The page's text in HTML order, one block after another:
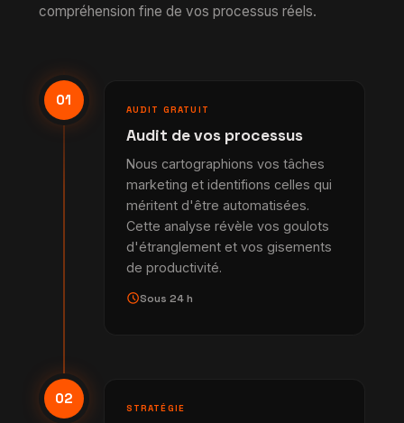
compréhension fine de vos processus réels.
01
AUDIT GRATUIT
Audit de vos processus
Nous cartographions vos tâches
marketing et identifions celles qui
méritent d'être automatisées.
Cette analyse révèle vos goulots
d'étranglement et vos gisements
de productivité.
scheduleSous 24 h
02
STRATÉGIE